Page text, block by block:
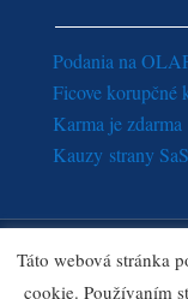
Podania na
Ficove korupčné
Karma je zdarma
Kauzy strany SaS
Copyright © 2016
Zásady ochrany
Táto webová stránka
cookie. Používaním